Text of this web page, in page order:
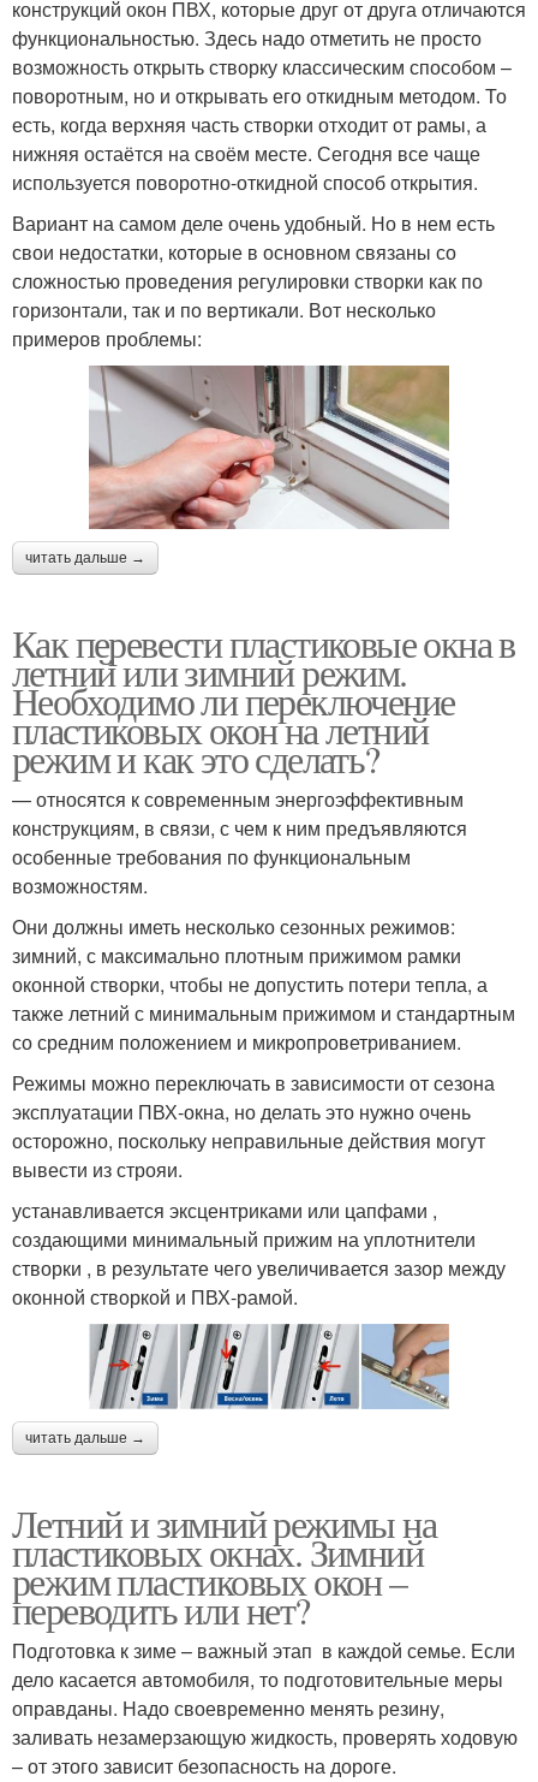
конструкций окон ПВХ, которые друг от друга отличаются
функциональностью. Здесь надо отметить не просто
возможность открыть створку классическим способом –
поворотным, но и открывать его откидным методом. То
есть, когда верхняя часть створки отходит от рамы, а
нижняя остаётся на своём месте. Сегодня все чаще
используется поворотно-откидной способ открытия.
Вариант на самом деле очень удобный. Но в нем есть
свои недостатки, которые в основном связаны со
сложностью проведения регулировки створки как по
горизонтали, так и по вертикали. Вот несколько
примеров проблемы:
читать дальше →
Как перевести пластиковые окна в
летний или зимний режим.
Необходимо ли переключение
пластиковых окон на летний
режим и как это сделать?
— относятся к современным энергоэффективным
конструкциям, в связи, с чем к ним предъявляются
особенные требования по функциональным
возможностям.
Они должны иметь несколько сезонных режимов:
зимний, с максимально плотным прижимом рамки
оконной створки, чтобы не допустить потери тепла, а
также летний с минимальным прижимом и стандартным
со средним положением и микропроветриванием.
Режимы можно переключать в зависимости от сезона
эксплуатации ПВХ-окна, но делать это нужно очень
осторожно, поскольку неправильные действия могут
вывести из строяи.
устанавливается эксцентриками или цапфами ,
создающими минимальный прижим на уплотнители
створки , в результате чего увеличивается зазор между
оконной створкой и ПВХ-рамой.
читать дальше →
Летний и зимний режимы на
пластиковых окнах. Зимний
режим пластиковых окон –
переводить или нет?
Подготовка к зиме – важный этап в каждой семье. Если
дело касается автомобиля, то подготовительные меры
оправданы. Надо своевременно менять резину,
заливать незамерзающую жидкость, проверять ходовую
– от этого зависит безопасность на дороге.